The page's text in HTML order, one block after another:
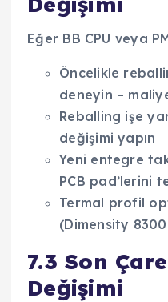
Eğer BB CPU veya
Öncelikle
deneyin –
Reballing işe
değişimi yapın
Yeni entegre
PCB pad’lerini
Termal profil
(Dimensity
7.3 Son
Değişimi